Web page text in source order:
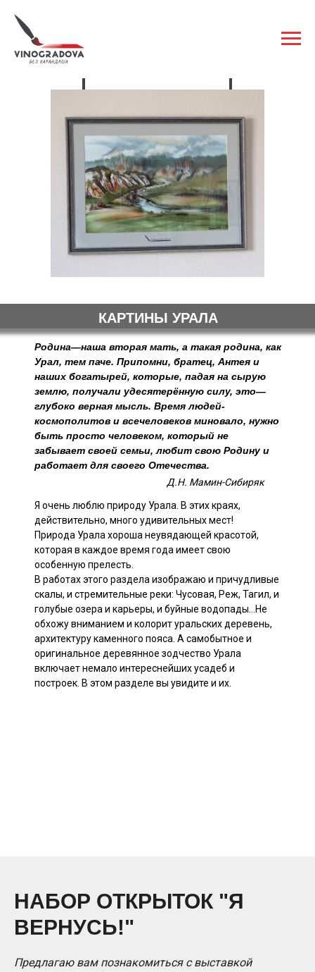
КАРТИНЫ УРАЛА
Родина—наша вторая мать, а такая родина, как
Урал, тем паче. Припомни, братец, Антея и
наших богатырей, которые, падая на сырую
землю, получали удесятерённую силу, это—
глубоко верная мысль. Время людей-
космополитов и всечеловеков миновало, нужно
быть просто человеком, который не
забывает своей семьи, любит свою Родину и
работает для своего Отечества.
Д.Н. Мамин-Сибиряк
Я очень люблю природу Урала. В этих краях,
действительно, много удивительных мест!
Природа Урала хороша неувядающей красотой,
которая в каждое время года имеет свою
особенную прелесть.
В работах этого раздела изображаю и причудливые
скалы, и стремительные реки: Чусовая, Реж, Тагил, и
голубые озера и карьеры, и буйные водопады...Не
обхожу вниманием и колорит уральских деревень,
архитектуру каменного пояса. А самобытное и
оригинальное деревянное зодчество Урала
включает немало интереснейших усадеб и
построек. В этом разделе вы увидите и их.
НАБОР ОТКРЫТОК "Я
ВЕРНУСЬ!"
Предлагаю вам познакомиться с выставкой